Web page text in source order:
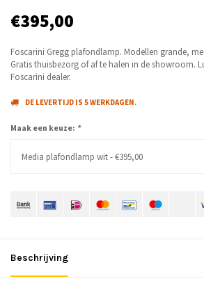
€395,00
Foscarini Gregg plafondlamp. Modellen grande,
Gratis thuisbezorg of af te halen in de showroom.
Foscarini dealer.
DE LEVERTIJD IS 5 WERKDAGEN.
Maak een keuze: *
Media plafondlamp wit - €395,00
Beschrijving